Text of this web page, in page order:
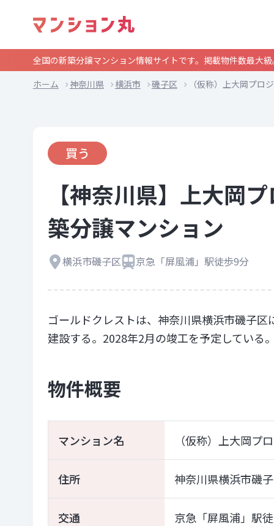
全国の新築分譲マンション情報サイトです。掲載物件数最大
ホーム
神奈川県 横浜市 磯子区 （仮称）上大岡プロ
買う
【神奈川県】上大岡
築分譲マンション
横浜市磯子区 京急「屏風浦」駅徒歩9分
ゴールドクレストは、神奈川県横浜市磯子
建設する。2028年2月の竣工を予定している
物件概要
マンション名 （仮称）上大岡プ
住所 神奈川県横浜市磯
交通 京急「屏風浦」駅